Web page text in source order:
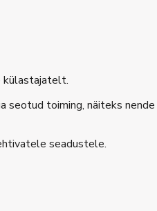
külastajatelt.
toiming, näiteks nende
seadustele.